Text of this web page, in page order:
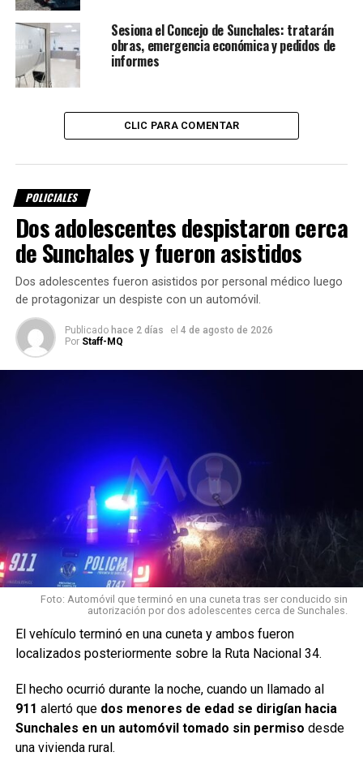
En el interior se encontraronpapeles esparcidos por el
hace suponer que el objetivo no habría sido el robo.
Se desconoce por el momento si hay registros fílmicos o
testigos que puedan aportar detalles sobre lo sucedido.
Por Móvil
TEMAS RELACIONADOS: API DAÑOS DESTACADO
SUNCHALES
SIGUIENTE
Impactante vuelco en Barrio 9 de Julio: Coche
terminó dado vuelta tras chocar otro vehículo
estacionado
Robo en un local comercial de Sunchales: la alarma
activó un operativo nocturno
Sesiona el Concejo de Sunchales: tratarán
obras, emergencia económica y pedidos de
informes
CLIC PARA COMENTAR
POLICIALES
Dos adolescentes despistaron cerca
de Sunchales y fueron asistidos
Dos adolescentes fueron asistidos por personal médico luego
de protagonizar un despiste con un automóvil.
Publicado hace 2 días el 4 de agosto de 2026
Por Staff-MQ
Foto: Automóvil que terminó en una cuneta tras ser conducido sin
autorización por dos adolescentes cerca de Sunchales.
El vehículo terminó en una cuneta y ambos fueron
localizados posteriormente sobre la Ruta Nacional 34.
El hecho ocurrió durante la noche, cuando un llamado al
911 alertó que dos menores de edad se dirigían hacia
Sunchales en un automóvil tomado sin permiso desde
una vivienda rural.